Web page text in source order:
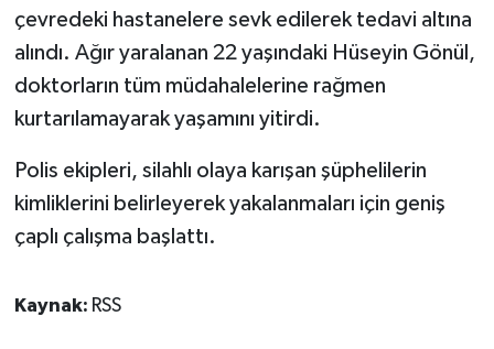
çevredeki hastanelere sevk edilerek tedavi altına
alındı. Ağır yaralanan 22 yaşındaki Hüseyin Gönül,
doktorların tüm müdahalelerine rağmen
kurtarılamayarak yaşamını yitirdi.
Polis ekipleri, silahlı olaya karışan şüphelilerin
kimliklerini belirleyerek yakalanmaları için geniş
çaplı çalışma başlattı.
Kaynak: RSS